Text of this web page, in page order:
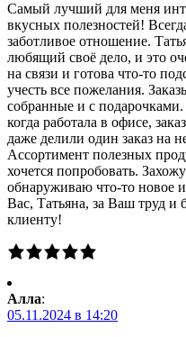
Самый лучший для меня
вкусных полезностей!
заботливое отношение.
любящий своё дело, и это
на связи и готова что-то
учесть все пожелания.
собранные и с подарочками.
когда работала в офисе,
даже делили один заказ на
Ассортимент полезных
хочется попробовать.
обнаруживаю что-то новое
Вас, Татьяна, за Ваш труд
клиенту!
Алла:
05.11.2024 в 14:20